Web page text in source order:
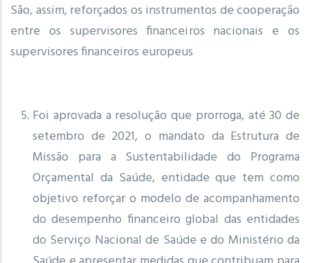
São, assim, reforçados os instrumentos de cooperação
entre os supervisores financeiros nacionais e os
supervisores financeiros europeus
Foi aprovada a resolução que prorroga, até 30 de
setembro de 2021, o mandato da Estrutura de
Missão para a Sustentabilidade do Programa
Orçamental da Saúde, entidade que tem como
objetivo reforçar o modelo de acompanhamento
do desempenho financeiro global das entidades
do Serviço Nacional de Saúde e do Ministério da